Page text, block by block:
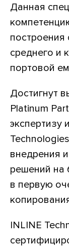
Данная
среднего и
портовой
Достигнут
Platinum
экспертизу
внедрения
решений на
в первую
INLINE